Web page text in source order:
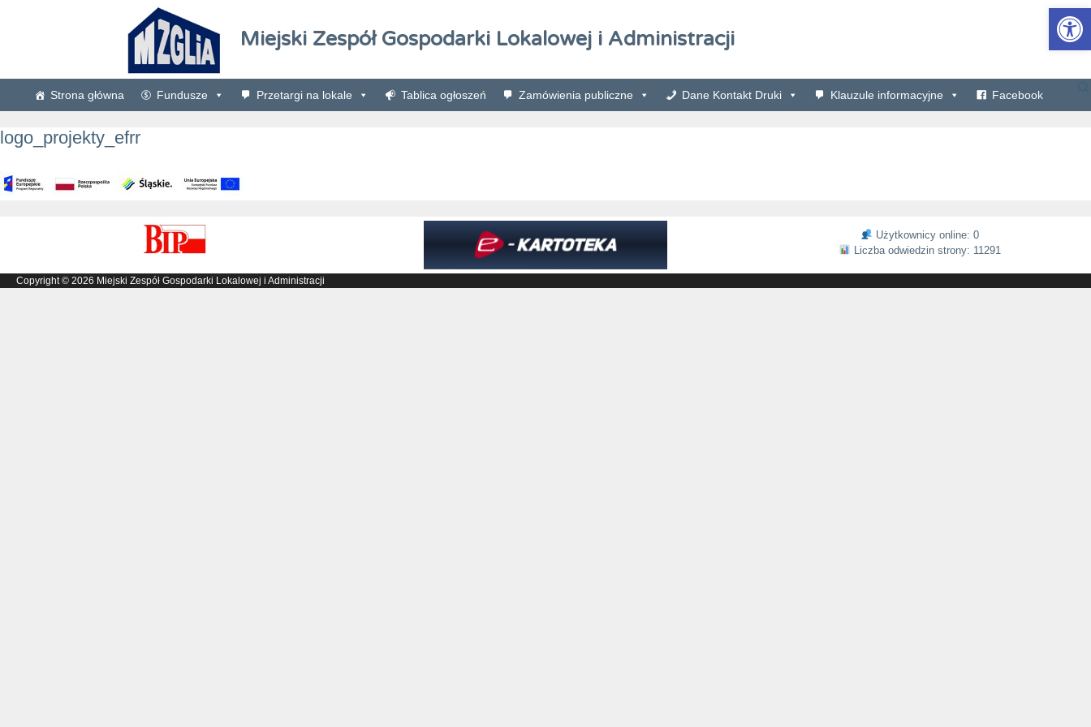
Miejski Zespół Gospodarki Lokalowej i Administracji
Strona główna Fundusze Przetargi na lokale Tablica ogłoszeń Zamówienia publiczne Dane Kontakt Druki Klauzule informacyjne Facebook
logo_projekty_efrr
Użytkownicy online: 0
Liczba odwiedzin strony: 11291
Copyright © 2026 Miejski Zespół Gospodarki Lokalowej i Administracji